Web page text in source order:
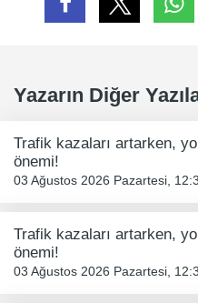
Yazarın Diğer
Trafik kazaları artarken,
önemi!
03 Ağustos 2026 Pazartesi,
Trafik kazaları artarken,
önemi!
03 Ağustos 2026 Pazartesi,